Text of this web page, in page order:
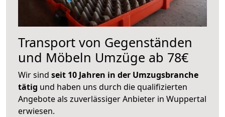
Transport von Gegenständen
und Möbeln Umzüge ab 78€
Wir sind seit 10 Jahren in der Umzugsbranche
tätig und haben uns durch die qualifizierten
Angebote als zuverlässiger Anbieter in Wuppertal
erwiesen.